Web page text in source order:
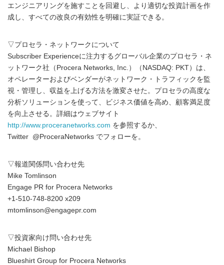
エンジニアリングを施すことを回避し、より適切な投資計画を作
成し、すべての改良の有効性を明確に実証できる。
▽プロセラ・ネットワークについて
Subscriber Experienceに注力するグローバル企業のプロセラ・ネ
ットワーク社（Procera Networks, Inc.）（NASDAQ: PKT）は、
オペレーターおよびベンダーがネットワーク・トラフィックを監
視・管理し、収益を上げる方法を激変させた。プロセラの高度な
分析ソリューションを使って、ビジネス価値を高め、顧客満足度
を向上させる。詳細はウェブサイト
http://www.proceranetworks.com を参照するか、
Twitter @ProceraNetworks でフォローを。
▽報道関係問い合わせ先
Mike Tomlinson
Engage PR for Procera Networks
+1-510-748-8200 x209
mtomlinson@engagepr.com
▽投資家向け問い合わせ先
Michael Bishop
Blueshirt Group for Procera Networks